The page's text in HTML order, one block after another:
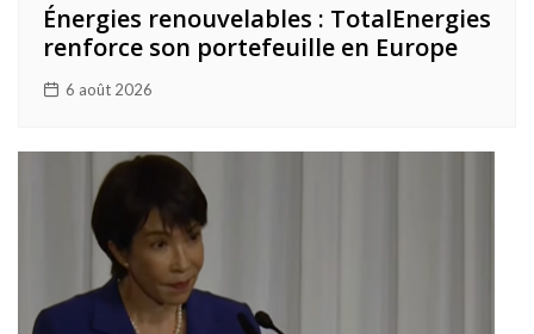
Énergies renouvelables : TotalEnergies
renforce son portefeuille en Europe
6 août 2026